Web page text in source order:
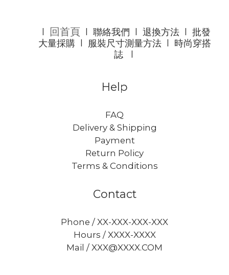
回首頁 聯絡我們 退換方法l 批發
大量採購
服裝尺寸測量方法
時尚穿搭
誌l
Help
FAQ
Delivery & Shipping
Payment
Return Policy
Terms & Conditions
Contact
Phone / XX-XXX-XXX-XXX
Hours / XXXX-XXXX
Mail / XXX@XXXX.COM